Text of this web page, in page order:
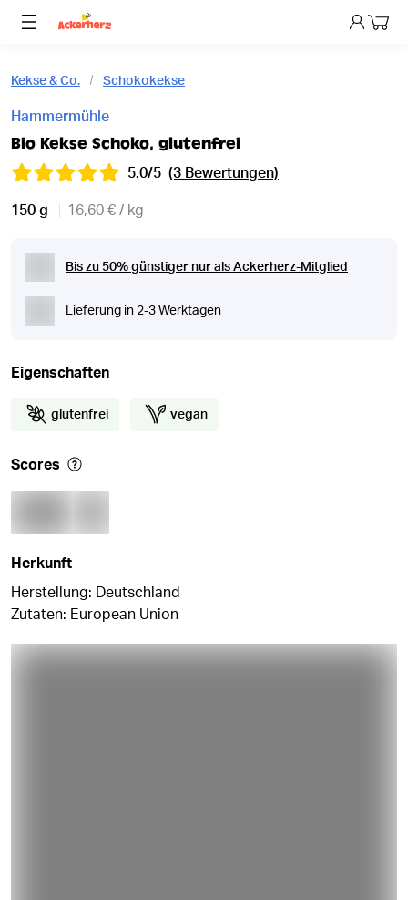
Dein
Kekse & Co. Schokokekse
Hammermühle
Bio Kekse Schoko, glutenfrei
5.0/5 (3 Bewertungen)
150 g 16,60 € / kg
Bis zu 50% günstiger nur als Ackerherz-Mitglied
Lieferung in 2-3 Werktagen
Eigenschaften
glutenfrei vegan
Scores
Herkunft
Herstellung: Deutschland
Zutaten: European Union